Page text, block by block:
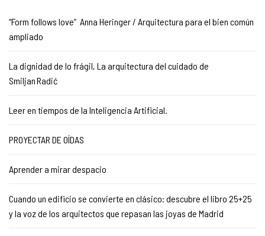
“Form follows love” Anna Heringer / Arquitectura para el bien común
ampliado
La dignidad de lo frágil, La arquitectura del cuidado de
Smiljan Radić
Leer en tiempos de la Inteligencia Artificial.
PROYECTAR DE OÍDAS
Aprender a mirar despacio
Cuando un edificio se convierte en clásico: descubre el libro 25+25
y la voz de los arquitectos que repasan las joyas de Madrid